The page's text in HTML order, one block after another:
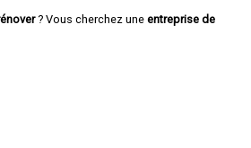
? Vous cherchez une entreprise de